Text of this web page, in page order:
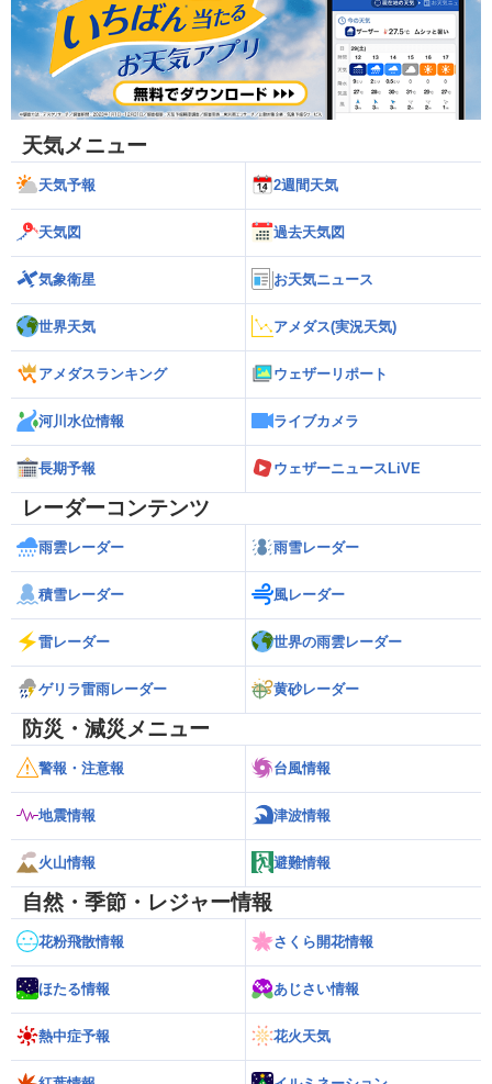
天気メニュー
天気予報 2週間天気
天気図 過去天気図
気象衛星 お天気ニュース
世界天気 アメダス(実況天気)
アメダスランキング ウェザーリポート
河川水位情報 ライブカメラ
長期予報 ウェザーニュースLiVE
レーダーコンテンツ
雨雲レーダー 雨雪レーダー
積雪レーダー 風レーダー
雷レーダー 世界の雨雲レーダー
ゲリラ雷雨レーダー 黄砂レーダー
防災・減災メニュー
警報・注意報 台風情報
地震情報 津波情報
火山情報 避難情報
自然・季節・レジャー情報
花粉飛散情報 さくら開花情報
ほたる情報 あじさい情報
熱中症予報 花火天気